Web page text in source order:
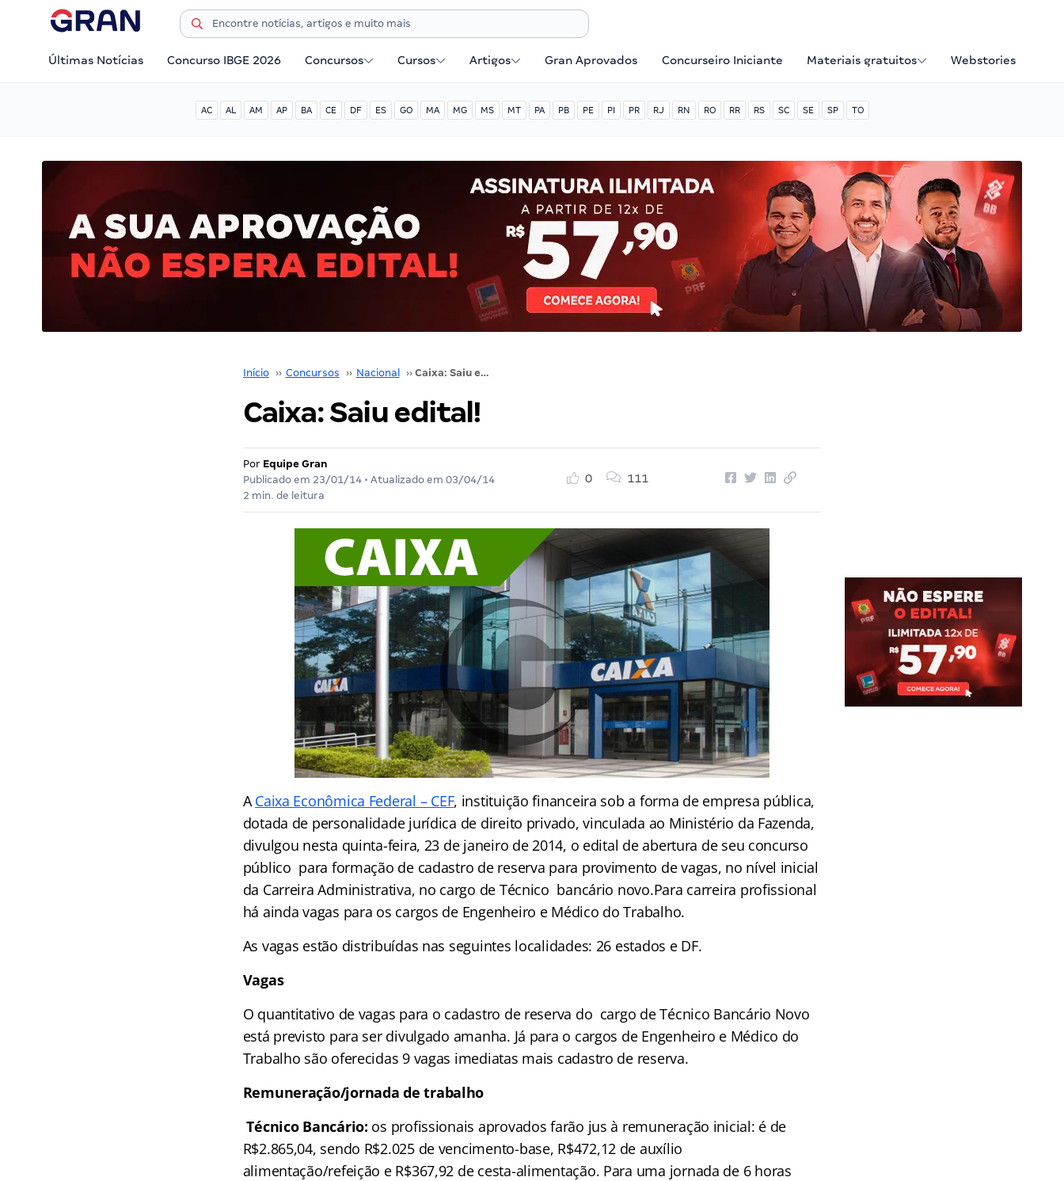
Últimas Notícias Concurso IBGE 2026 Concursos Cursos Artigos Gran Aprovados Concurseiro Iniciante Materiais gratuitos Webstories
AC AL AM AP BA CE DF ES GO MA MG MS MT PA PB PE PI PR RJ RN RO RR RS SC SE SP TO
Início ›› Concursos ›› Nacional ›› Caixa: Saiu edital!
Caixa: Saiu edital!
Por Equipe Gran
Publicado em 23/01/14• Atualizado em 03/04/14
2 min. de leitura
0 111
ACaixa Econômica Federal – CEF, instituição financeira sob a forma de empresa pública,
dotada de personalidade jurídica de direito privado, vinculada ao Ministério da Fazenda,
divulgou nesta quinta-feira, 23 de janeiro de 2014, o edital de abertura de seu concurso
público para formação de cadastro de reserva para provimento de vagas, no nível inicial
da Carreira Administrativa, no cargo de Técnico bancário novo.Para carreira profissional
há ainda vagas para os cargos de Engenheiro e Médico do Trabalho.
As vagas estão distribuídas nas seguintes localidades: 26 estados e DF.
Vagas
O quantitativo de vagas para o cadastro de reserva do cargo de Técnico Bancário Novo
está previsto para ser divulgado amanha. Já para o cargos de Engenheiro e Médico do
Trabalho são oferecidas 9 vagas imediatas mais cadastro de reserva.
Remuneração/jornada de trabalho
Técnico Bancário: os profissionais aprovados farão jus à remuneração inicial: é de
R$2.865,04, sendo R$2.025 de vencimento-base, R$472,12 de auxílio
alimentação/refeição e R$367,92 de cesta-alimentação. Para uma jornada de 6 horas